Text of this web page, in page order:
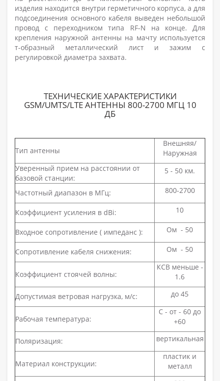
изделия находится внутри герметичного корпуса, а для
подсоединения основного кабеля выведен небольшой
провод с переходником типа RF-N на конце. Для
крепления наружной антенны на мачту используется
т-образный металлический лист и зажим с
регулировкой диаметра захвата.
ТЕХНИЧЕСКИЕ ХАРАКТЕРИСТИКИ
GSM/UMTS/LTE АНТЕННЫ 800-2700 МГЦ 10
ДБ
Тип антенны
Внешняя/
Наружная
Уверенный прием на расстоянии от
базовой станции:
5 - 50 км.
Частотный диапазон в МГц: 800-2700
Коэффициент усиления в dBi: 10
Входное сопротивление ( импеданс ): Ом - 50
Сопротивление кабеля снижения: Ом - 50
Коэффициент стоячей волны:
КСВ меньше -
1.6
Допустимая ветровая нагрузка, м/с: до 45
Рабочая температура:
С - от - 60 до
+60
Поляризация: вертикальная
Материал конструкции:
пластик и
металл